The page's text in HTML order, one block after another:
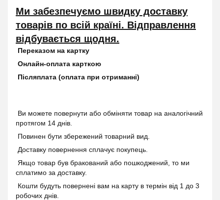
Ми забезпечуємо швидку доставку
товарів по всій країні. Відправлення
відбувається щодня.
Переказом на картку
Онлайн-оплата карткою
Післяплата (оплата при отриманні)
Ви можете повернути або обміняти товар на аналогічний
протягом 14 днів.
Повинен бути збережений товарний вид.
Доставку повернення сплачує покупець.
Якщо товар був бракований або пошкоджений, то ми
сплатимо за доставку.
Кошти будуть повернені вам на карту в термін від 1 до 3
робочих днів.